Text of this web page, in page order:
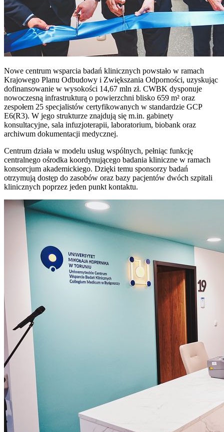
Nowe centrum wsparcia badań klinicznych powstało w ramach
Krajowego Planu Odbudowy i Zwiększania Odporności, uzyskując
dofinansowanie w wysokości 14,67 mln zł. CWBK dysponuje
nowoczesną infrastrukturą o powierzchni blisko 659 m² oraz
zespołem 25 specjalistów certyfikowanych w standardzie GCP
E6(R3). W jego strukturze znajdują się m.in. gabinety
konsultacyjne, sala infuzjoterapii, laboratorium, biobank oraz
archiwum dokumentacji medycznej.
Centrum działa w modelu usług wspólnych, pełniąc funkcję
centralnego ośrodka koordynującego badania kliniczne w ramach
konsorcjum akademickiego. Dzięki temu sponsorzy badań
otrzymują dostęp do zasobów oraz bazy pacjentów dwóch szpitali
klinicznych poprzez jeden punkt kontaktu.